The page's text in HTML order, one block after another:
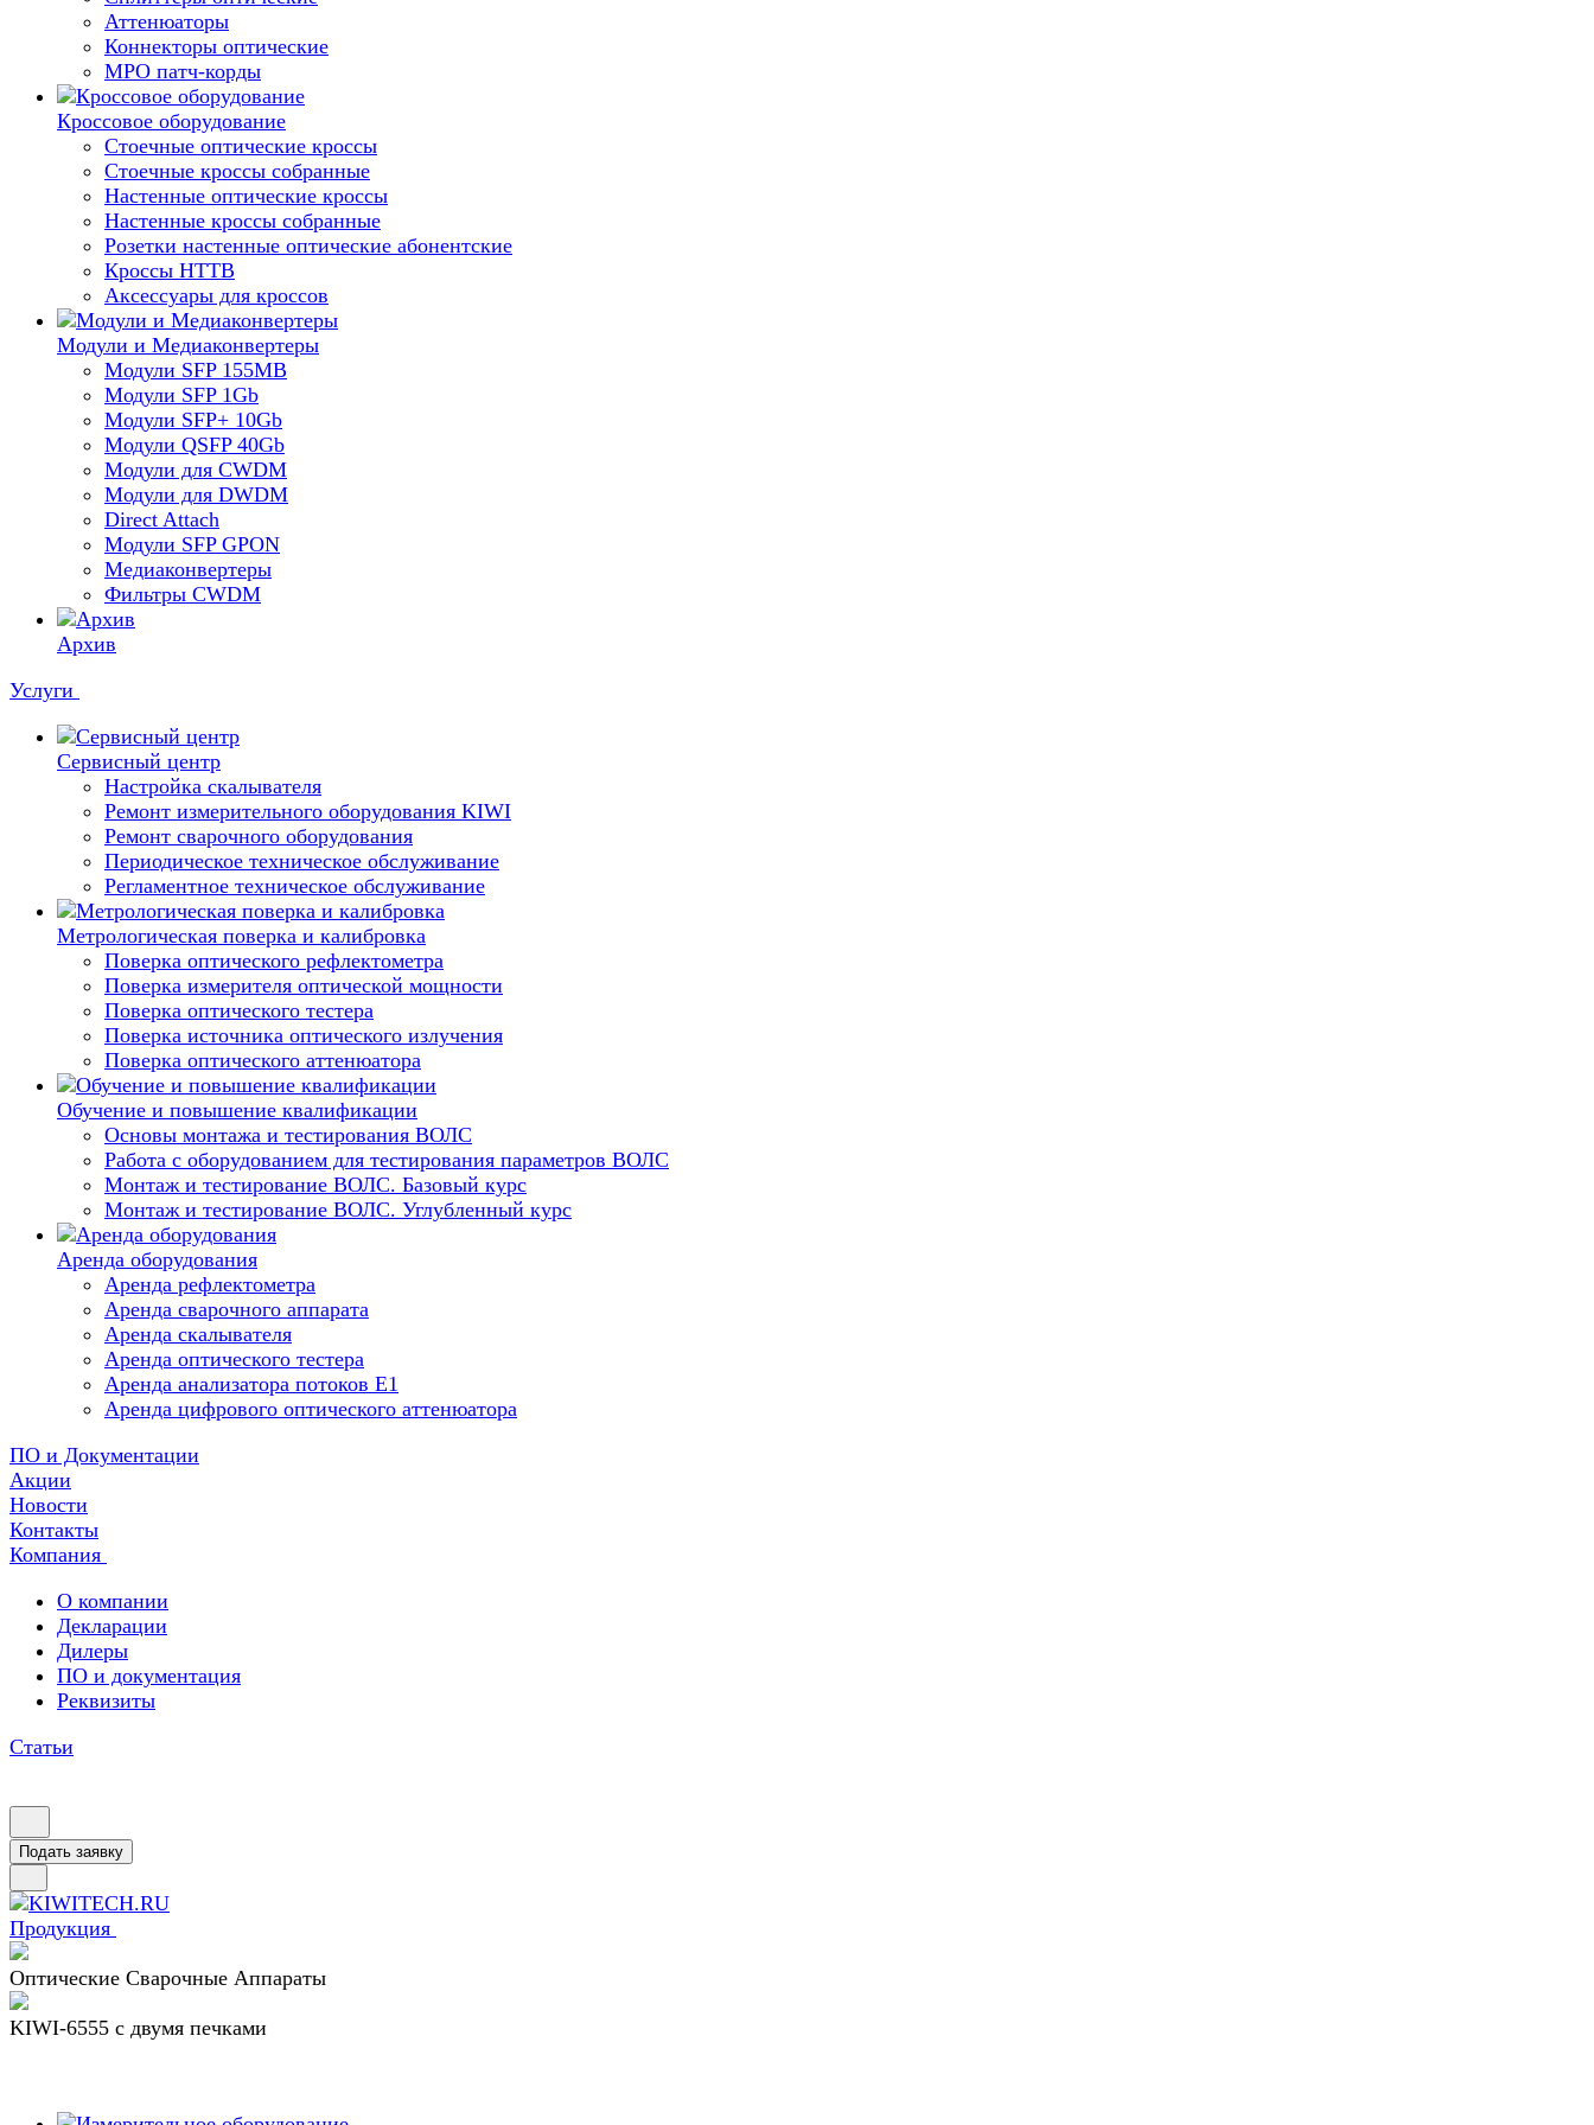
Аттенюаторы
Коннекторы оптические
MPO патч-корды
Кроссовое оборудование
Стоечные оптические кроссы
Стоечные кроссы собранные
Настенные оптические кроссы
Настенные кроссы собранные
Розетки настенные оптические абонентские
Кроссы HTTB
Аксессуары для кроссов
Модули и Медиаконвертеры
Модули SFP 155MB
Модули SFP 1Gb
Модули SFP+ 10Gb
Модули QSFP 40Gb
Модули для CWDM
Модули для DWDM
Direct Attach
Модули SFP GPON
Медиаконвертеры
Фильтры CWDM
Архив
Услуги
Сервисный центр
Настройка скалывателя
Ремонт измерительного оборудования KIWI
Ремонт сварочного оборудования
Периодическое техническое обслуживание
Регламентное техническое обслуживание
Метрологическая поверка и калибровка
Поверка оптического рефлектометра
Поверка измерителя оптической мощности
Поверка оптического тестера
Поверка источника оптического излучения
Поверка оптического аттенюатора
Обучение и повышение квалификации
Основы монтажа и тестирования ВОЛС
Работа с оборудованием для тестирования параметров ВОЛС
Монтаж и тестирование ВОЛС. Базовый курс
Монтаж и тестирование ВОЛС. Углубленный курс
Аренда оборудования
Аренда рефлектометра
Аренда сварочного аппарата
Аренда скалывателя
Аренда оптического тестера
Аренда анализатора потоков Е1
Аренда цифрового оптического аттенюатора
ПО и Документации
Акции
Новости
Контакты
Компания
О компании
Декларации
Дилеры
ПО и документация
Реквизиты
Статьи
Подать заявку
Продукция
Оптические Сварочные Аппараты
KIWI-6555 c двумя печками